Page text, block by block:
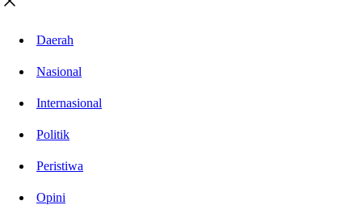
Daerah
Nasional
Internasional
Politik
Peristiwa
Opini